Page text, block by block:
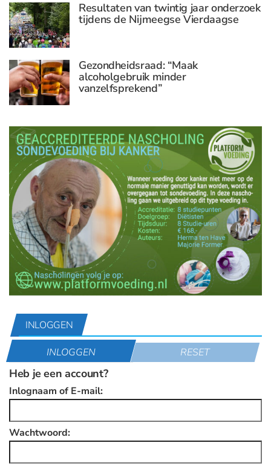
Resultaten van twintig jaar onderzoek
tijdens de Nijmeegse Vierdaagse
Gezondheidsraad: “Maak
alcoholgebruik minder
vanzelfsprekend”
INLOGGEN
INLOGGEN RESET
Heb je een account?
Inlognaam of E-mail:
Wachtwoord: